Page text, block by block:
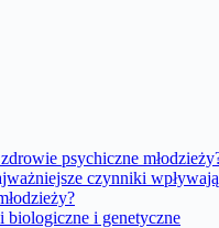
psychiczne
czynniki
biologiczne i genetyczne